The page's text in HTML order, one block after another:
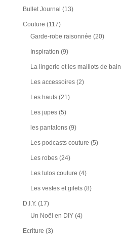
Bullet Journal (13)
Couture (117)
Garde-robe raisonnée (20)
Inspiration (9)
La lingerie et les maillots de bain
Les accessoires(2)
Les hauts(21)
Les jupes(5)
les pantalons(9)
Les podcasts couture (5)
Les robes(24)
Les tutos couture (4)
Les vestes et gilets(8)
D.I.Y.(17)
Un Noël en DIY(4)
Ecriture (3)